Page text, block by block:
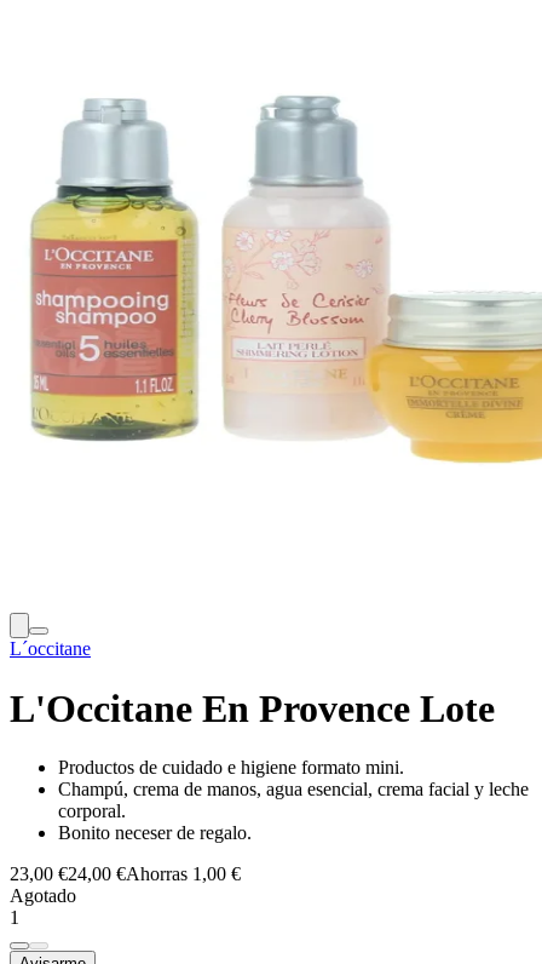
L´occitane
L'Occitane En Provence Lote
Productos de cuidado e higiene formato mini.
Champú, crema de manos, agua esencial, crema facial y leche
corporal.
Bonito neceser de regalo.
23,00 €24,00 €Ahorras 1,00 €
Agotado
1